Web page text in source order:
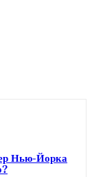
Нью-Йорка